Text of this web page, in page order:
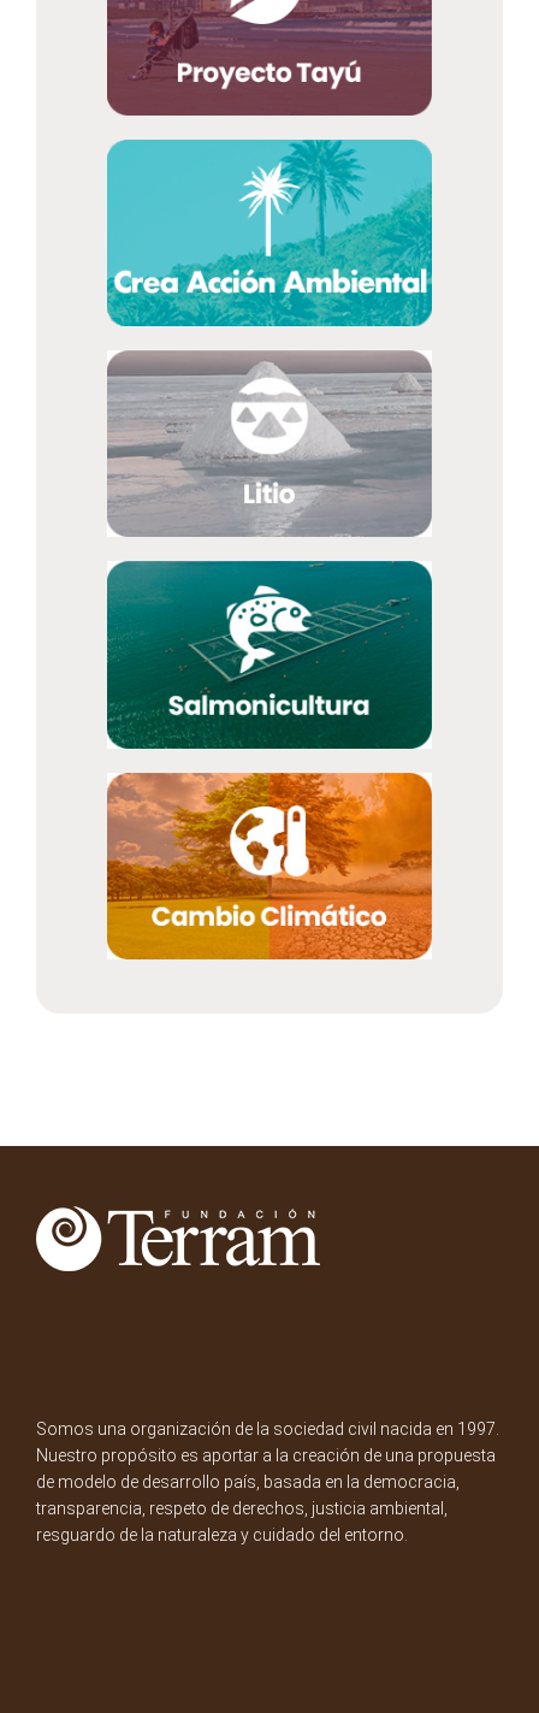
Somos una organización de la sociedad civil nacida en 1997.
Nuestro propósito es aportar a la creación de una propuesta
de modelo de desarrollo país, basada en la democracia,
transparencia, respeto de derechos, justicia ambiental,
resguardo de la naturaleza y cuidado del entorno.